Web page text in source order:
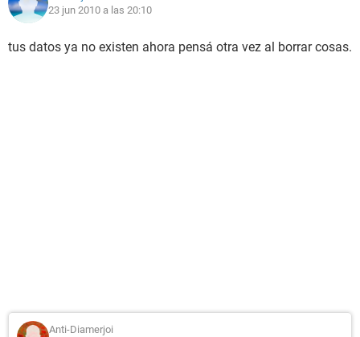
23 jun 2010 a las 20:10
tus datos ya no existen ahora pensá otra vez al borrar cosas.
Anti-Diamerjoi